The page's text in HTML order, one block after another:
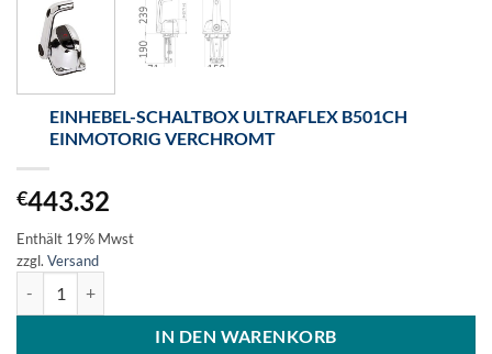
EINHEBEL-SCHALTBOX ULTRAFLEX B501CH
EINMOTORIG VERCHROMT
€443.32
Enthält 19% Mwst
zzgl. Versand
IN DEN WARENKORB